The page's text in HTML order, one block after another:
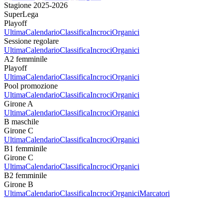
Stagione 2025-2026
SuperLega
Playoff
UltimaCalendarioClassificaIncrociOrganici
Sessione regolare
UltimaCalendarioClassificaIncrociOrganici
A2 femminile
Playoff
UltimaCalendarioClassificaIncrociOrganici
Pool promozione
UltimaCalendarioClassificaIncrociOrganici
Girone A
UltimaCalendarioClassificaIncrociOrganici
B maschile
Girone C
UltimaCalendarioClassificaIncrociOrganici
B1 femminile
Girone C
UltimaCalendarioClassificaIncrociOrganici
B2 femminile
Girone B
UltimaCalendarioClassificaIncrociOrganiciMarcatori